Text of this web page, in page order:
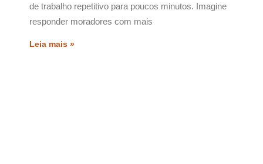
de trabalho repetitivo para poucos minutos. Imagine
responder moradores com mais
Leia mais »